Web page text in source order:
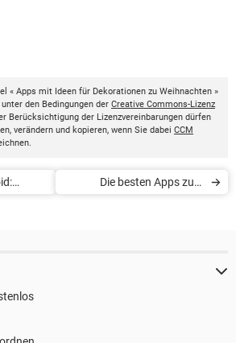
« Apps mit Ideen für Dekorationen zu Weihnachten »
den Bedingungen der Creative Commons-Lizenz
Berücksichtigung der Lizenzvereinbarungen dürfen
verändern und kopieren, wenn Sie dabei CCM
Die besten Apps zum